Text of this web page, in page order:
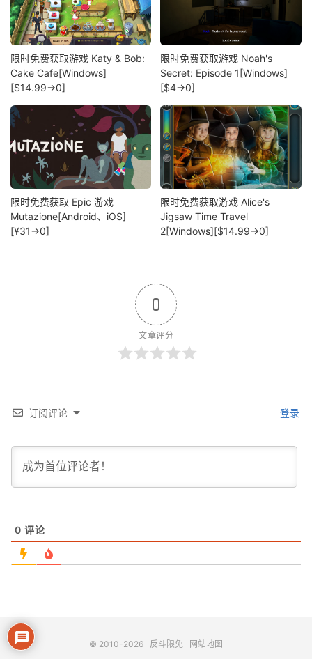
限时免费获取游戏 Katy & Bob:
Cake Cafe[Windows]
[$14.99→0]
限时免费获取游戏 Noah's
Secret: Episode 1[Windows]
[$4→0]
限时免费获取 Epic 游戏
Mutazione[Android、iOS]
[¥31→0]
限时免费获取游戏 Alice's
Jigsaw Time Travel
2[Windows][$14.99→0]
0
文章评分
订阅评论 登录
0 评论
© 2010-2026 反斗限免 网站地图